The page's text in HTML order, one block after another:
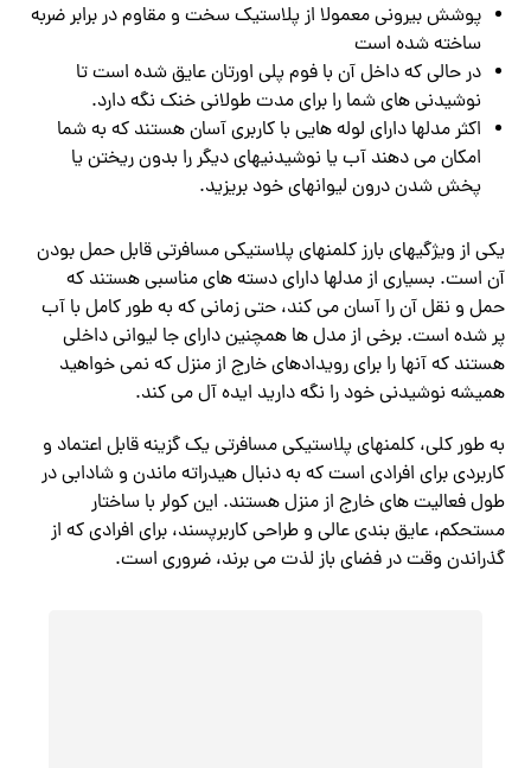
پوشش بیرونی معمولا از پلاستیک سخت و مقاوم در برابر ضربه
ساخته شده است
در حالی که داخل آن با فوم پلی اورتان عایق شده است تا
نوشیدنی های شما را برای مدت طولانی خنک نگه دارد.
اکثر مدلها دارای لوله‌ هایی با کاربری آسان هستند که به شما
امکان می‌ دهند آب یا نوشیدنیهای دیگر را بدون ریختن یا
پخش شدن درون لیوانهای خود بریزید.
یکی از ویژگیهای بارز کلمنهای پلاستیکی مسافرتی قابل حمل بودن
آن است. بسیاری از مدلها دارای دسته های مناسبی هستند که
حمل و نقل آن را آسان می کند، حتی زمانی که به طور کامل با آب
پر شده است. برخی از مدل ها همچنین دارای جا لیوانی داخلی
هستند که آنها را برای رویدادهای خارج از منزل که نمی خواهید
همیشه نوشیدنی خود را نگه دارید ایده آل می کند.
به طور کلی، کلمنهای پلاستیکی مسافرتی یک گزینه قابل اعتماد و
کاربردی برای افرادی است که به دنبال هیدراته ماندن و شادابی در
طول فعالیت های خارج از منزل هستند. این کولر با ساختار
مستحکم، عایق بندی عالی و طراحی کاربرپسند، برای افرادی که از
گذراندن وقت در فضای باز لذت می برند، ضروری است.